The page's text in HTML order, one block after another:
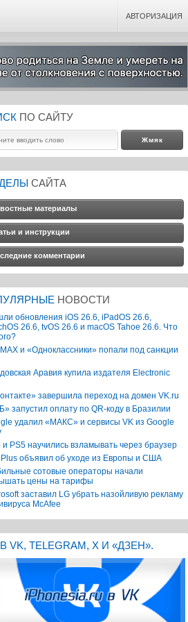
АВТОРИЗАЦИЯ
ПО САЙТУ
САЙТА
материалы
и инструкции
комментарии
НОВОСТИ
обновления iOS 26.6, iPadOS 26.6,
26.6, tvOS 26.6 и macOS Tahoe 26.6. Что
и «Одноклассники» попали под санкции
Аравия купила издателя Electronic
завершила переход на домен VK.ru
запустил оплату по QR-коду в Бразилии
удалил «МАКС» и сервисы VK из Google
и PS5 научились взламывать через браузер
объявил об уходе из Европы и США
сотовые операторы начали
цены на тарифы
заставил LG убрать назойливую рекламу
McAfee
VK, TELEGRAM, X И «ДЗЕН».